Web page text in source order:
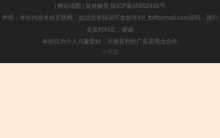
| 网站地图 | 疑难解答 陕ICP备05852492号
声明：本站内容来自互联网，如信息有错误可发邮件到f_fb#foxmail.com说明，我们
会及时纠正，谢谢
本站仅为个人兴趣爱好，不接盈利性广告及商业合作
小男孩